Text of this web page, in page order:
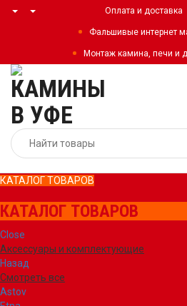
Оплата и доставка
Фальшивые интернет
Монтаж камина, печи и
КАТАЛОГ ТОВАРОВ
КАТАЛОГ ТОВАРОВ
Close
Аксессуары и комплектующие
Назад
Смотреть все
Astov